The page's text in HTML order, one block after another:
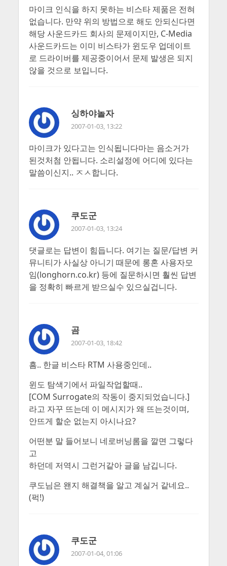
마이크 인식을 하지 못하는 비스타 제품은 전혀
없습니다. 만약 위의 방법으로 해도 안되신다면
해당 사운드카드 회사의 문제이지만, C-Media
사운드카드는 이미 비스타가 윈도우 업데이트
로 드라이버를 제공중이어서 문제 발생은 되지
않을 것으로 보입니다.
싱하야놀자
2007-01-03, 13:22
마이크가 있다고는 인식됩니다마는 음소거가
된것처첨 안됩니다. 소리설정에 어디에 있다는
말씀이신지.. ㅈㅅ합니다.
쿠도군
2007-01-03, 13:24
댓글로는 답변이 힘듭니다. 여기는 질문/답변 커
뮤니티가 사실상 아니기 때문에 롱혼 사용자모
임(longhorn.co.kr) 등에 질문하시면 훨씬 답변
을 정확히 빠르게 받으실수 있으실겁니다.
곰
2007-01-03, 18:42
흠.. 한글 비스타 RTM 사용중인데..
윈도 탐색기에서 파일작업할때..
[COM Surrogate의 작동이 중지되었습니다.]
라고 자꾸 뜨는데 이 메시지가 왜 뜨는것이며,
안뜨게 할순 없는지 아시나요?
어떤분 말 들어보니 네로버닝롬을 깔면 그렇다
고
하던데 저역시 그런거같아 글을 남깁니다.
쿠도님은 왠지 해결책을 알고 계실거 같네요..
(퍽!)
쿠도군
2007-01-04, 01:06